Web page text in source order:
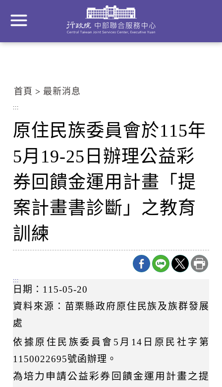
主
block
首頁 最新消息
:::
原住民族委員會於115年
5月19-25日辦理公益彩
券回饋金運用計畫「提
案計畫書診斷」之教育
訓練
日期：115-05-20
資料來源：苗栗縣政府原住民族及族群發展
處
:::
依據原住民族委員會5月14日原民社字第
1150022695號函辦理。
為培力申請公益彩券回饋金運用計畫之提